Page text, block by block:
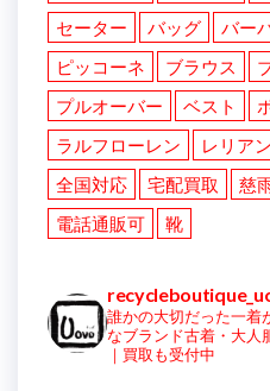
セーター
バッグ バー
ピッコーネ
ブラウス
プルオーバー
ベスト
ラルフローレン
レリアン
全国対応
宅配買取 慈
電話通販可
靴
誰かの大切だった一着
なブランド古着・大人
｜買取も受付中